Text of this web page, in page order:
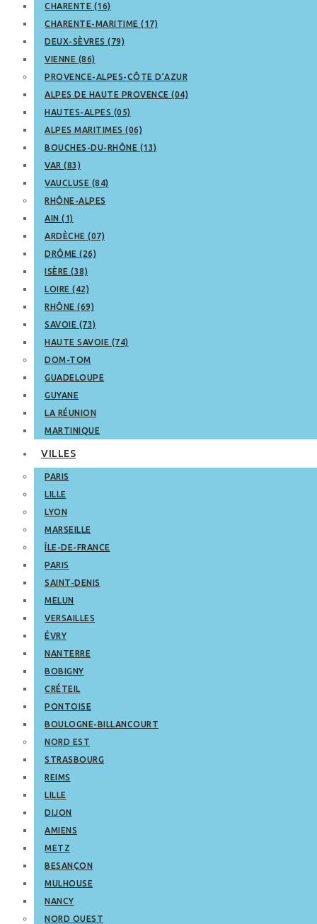
CHARENTE (16)
CHARENTE-MARITIME (17)
DEUX-SÈVRES (79)
VIENNE (86)
PROVENCE-ALPES-CÔTE D’AZUR
ALPES DE HAUTE PROVENCE (04)
HAUTES-ALPES (05)
ALPES MARITIMES (06)
BOUCHES-DU-RHÔNE (13)
VAR (83)
VAUCLUSE (84)
RHÔNE-ALPES
AIN (1)
ARDÈCHE (07)
DRÔME (26)
ISÈRE (38)
LOIRE (42)
RHÔNE (69)
SAVOIE (73)
HAUTE SAVOIE (74)
DOM-TOM
GUADELOUPE
GUYANE
LA RÉUNION
MARTINIQUE
VILLES
PARIS
LILLE
LYON
MARSEILLE
ÎLE-DE-FRANCE
PARIS
SAINT-DENIS
MELUN
VERSAILLES
ÉVRY
NANTERRE
BOBIGNY
CRÉTEIL
PONTOISE
BOULOGNE-BILLANCOURT
NORD EST
STRASBOURG
REIMS
LILLE
DIJON
AMIENS
METZ
BESANÇON
MULHOUSE
NANCY
NORD OUEST